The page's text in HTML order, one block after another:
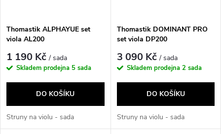
Thomastik ALPHAYUE set
viola AL200
1 190 Kč/ sada
Skladem prodejna 5 sada
DO KOŠÍKU
Struny na violu - sada
Thomastik DOMINANT PRO
set viola DP200
3 090 Kč/ sada
Skladem prodejna 2 sada
DO KOŠÍKU
Struny na violu - sada